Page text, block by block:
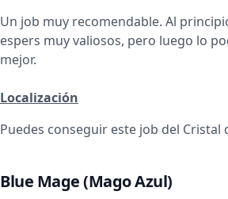
Un job muy recomendable. Al
espers muy valiosos, pero luego lo
mejor.
Localización
Puedes conseguir este job del Cristal
Blue Mage (Mago Azul)